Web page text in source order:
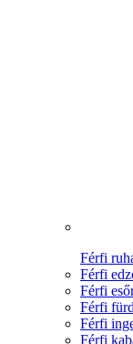
Férfi
Férfi
Férfi
Férfi
Férfi
Férfi